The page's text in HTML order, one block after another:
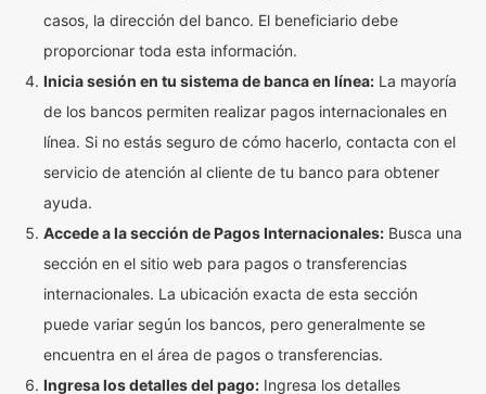
casos, la dirección del banco. El beneficiario debe
proporcionar toda esta información.
Inicia sesión en tu sistema de banca en línea: La mayoría
de los bancos permiten realizar pagos internacionales en
línea. Si no estás seguro de cómo hacerlo, contacta con el
servicio de atención al cliente de tu banco para obtener
ayuda.
Accede a la sección de Pagos Internacionales: Busca una
sección en el sitio web para pagos o transferencias
internacionales. La ubicación exacta de esta sección
puede variar según los bancos, pero generalmente se
encuentra en el área de pagos o transferencias.
Ingresa los detalles del pago: Ingresa los detalles